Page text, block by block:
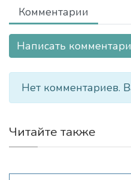
Комментарии
Написать
Нет комментариев.
Читайте также